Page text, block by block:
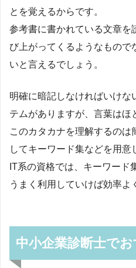
とを覚えるからです。
参考書に書かれている文章を
び上がってくるようなもので
いと言えるでしょう。
明確に暗記しなければいけな
テムがありますが、言葉はほ
このカタカナを理解するのは
してキーワード集などを用意
IT系の資格では、キーワード
うまく利用していけば効率よ
中小企業診断士で